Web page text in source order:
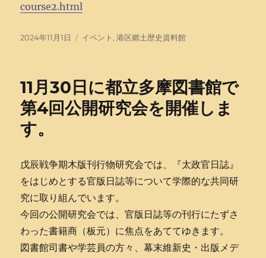
course2.html
投
2024年11月1日
タ
イベント,港区郷土歴史資料館
11月30日に都立多摩図書館で
第4回公開研究会を開催しま
す。
戊辰戦争期木版刊行物研究会では、『太政官日誌』
をはじめとする官版日誌等について学際的な共同研
究に取り組んでいます。
今回の公開研究会では、官版日誌等の刊行にたずさ
わった書籍商（板元）に焦点をあててゆきます。
図書館司書や学芸員の方々、幕末維新史・出版メデ